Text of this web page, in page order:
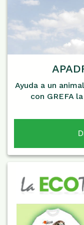
Ayuda a un
con GREFA